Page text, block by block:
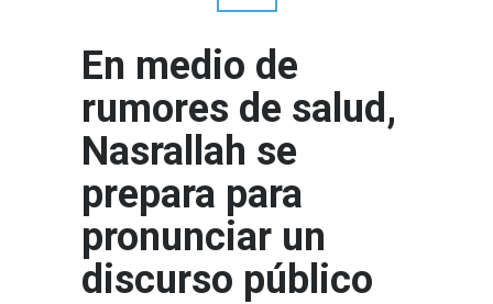
En medio de
rumores de salud,
Nasrallah se
prepara para
pronunciar un
discurso público